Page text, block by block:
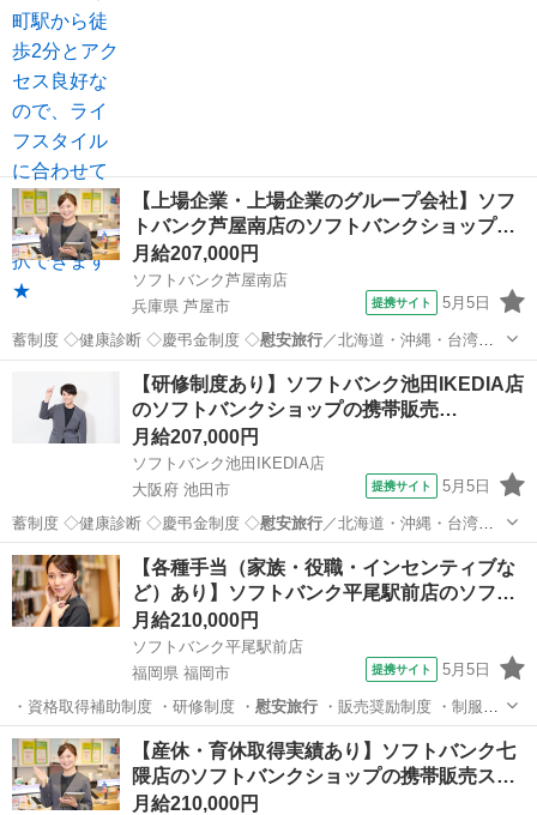
【上場企業・上場企業のグループ会社】ソフ
トバンク芦屋南店のソフトバンクショップ…
月給207,000円
ソフトバンク芦屋南店
兵庫県 芦屋市
提携サイト 5月5日
蓄制度 ◇健康診断 ◇慶弔金制度 ◇慰安旅行／北海道・沖縄・台湾・
グアムなど ◇…
携帯ショップ
【研修制度あり】ソフトバンク池田IKEDIA店
のソフトバンクショップの携帯販売…
月給207,000円
ソフトバンク池田IKEDIA店
大阪府 池田市
提携サイト 5月5日
蓄制度 ◇健康診断 ◇慶弔金制度 ◇慰安旅行／北海道・沖縄・台湾・
グアムなど ◇…
大阪 池田市 携帯ショップ
【各種手当（家族・役職・インセンティブな
ど）あり】ソフトバンク平尾駅前店のソフ…
月給210,000円
ソフトバンク平尾駅前店
福岡県 福岡市
提携サイト 5月5日
・資格取得補助制度 ・研修制度 ・ 慰安旅行・販売奨励制度 ・制服貸
与 ・連休…
福岡 福岡市 携帯ショップ
【産休・育休取得実績あり】ソフトバンク七
隈店のソフトバンクショップの携帯販売ス…
月給210,000円